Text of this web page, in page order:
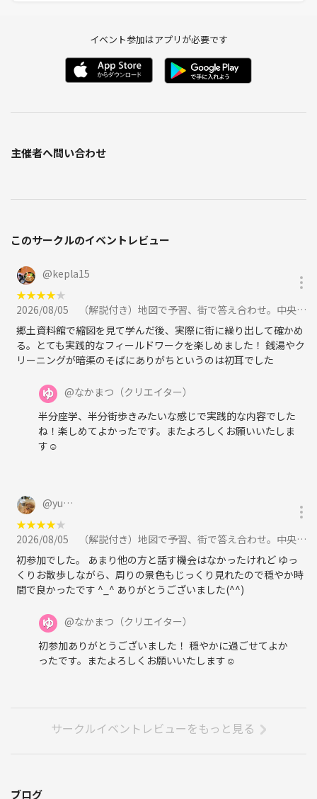
イベント参加はアプリが必要です
主催者へ問い合わせ
このサークルのイベントレビュー
@kepla15
★★★★★
2026/08/05
（解説付き）地図で予習、街で答え合わせ。中央区の昔と今をつなぐ歴史散歩に参加
郷土資料館で縮図を見て学んだ後、実際に街に繰り出して確かめ
る。とても実践的なフィールドワークを楽しめました！ 銭湯やク
リーニングが暗渠のそばにありがちというのは初耳でした
@なかまつ （クリエイター）
半分座学、半分街歩きみたいな感じで実践的な内容でした
ね！楽しめてよかったです。またよろしくお願いいたしま
す☺
@yu…
★★★★★
2026/08/05
（解説付き）地図で予習、街で答え合わせ。中央区の昔と今をつなぐ歴史散歩に参加
初参加でした。 あまり他の方と話す機会はなかったけれど ゆっ
くりお散歩しながら、周りの景色もじっくり見れたので穏やか時
間で良かったです ^_^ ありがとうございました(^^)
@なかまつ （クリエイター）
初参加ありがとうございました！ 穏やかに過ごせてよか
ったです。またよろしくお願いいたします☺
サークルイベントレビューをもっと見る
ブログ